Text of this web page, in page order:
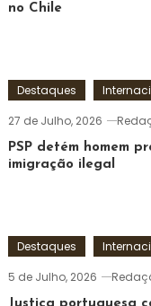
no Chile
Destaques
27 de Julho, 2026
PSP detém homem
imigração ilegal
Destaques
5 de Julho, 2026